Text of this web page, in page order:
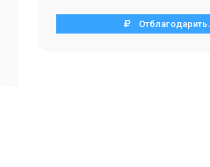
Отблагодарить.